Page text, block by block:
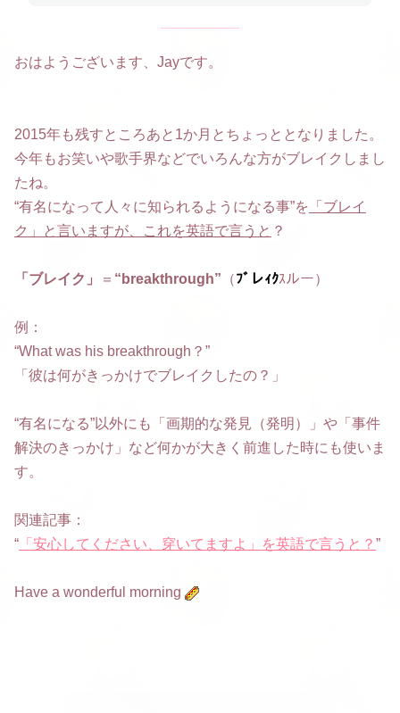
おはようございます、Jayです。
2015年も残すところあと1か月とちょっととなりました。
今年もお笑いや歌手界などでいろんな方がブレイクしまし
たね。
“有名になって人々に知られるようになる事”を
「ブレイ
ク」と言いますが、これを英語で言うと ？
「ブレイク」 ＝ “breakthrough” （ﾌﾞレｨｸｽルー）
例：
“What was his breakthrough？”
「彼は何がきっかけでブレイクしたの？」
“有名になる”以外にも「画期的な発見（発明）」や「事件
解決のきっかけ」など何かが大きく前進した時にも使いま
す。
関連記事：
“ 「安心してください、穿いてますよ」を英語で言うと？ ”
Have a wonderful morning